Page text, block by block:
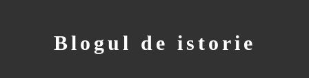
Blogul de istorie